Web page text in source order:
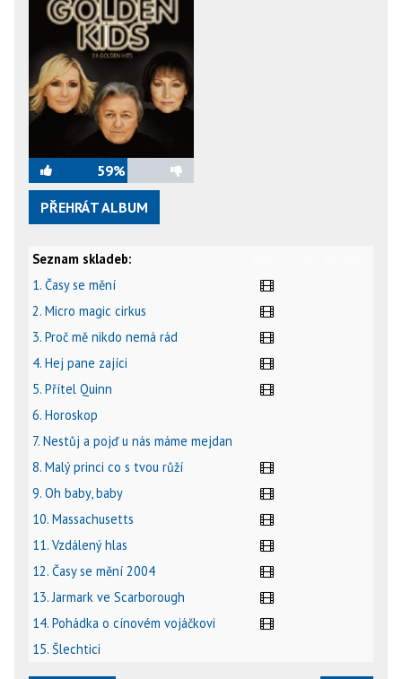
59%
PŘEHRÁT ALBUM
Seznam skladeb:
1. Časy se mění
2. Micro magic cirkus
3. Proč mě nikdo nemá rád
4. Hej pane zajíci
5. Přítel Quinn
6. Horoskop
7. Nestůj a pojď u nás máme mejdan
8. Malý princi co s tvou růží
9. Oh baby, baby
10. Massachusetts
11. Vzdálený hlas
12. Časy se mění 2004
13. Jarmark ve Scarborough
14. Pohádka o cínovém vojáčkovi
15. Šlechtici